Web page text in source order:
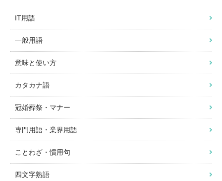
IT用語
一般用語
意味と使い方
カタカナ語
冠婚葬祭・マナー
専門用語・業界用語
ことわざ・慣用句
四文字熟語